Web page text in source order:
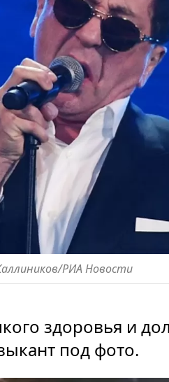
РИА Новости
здоровья и
под фото.